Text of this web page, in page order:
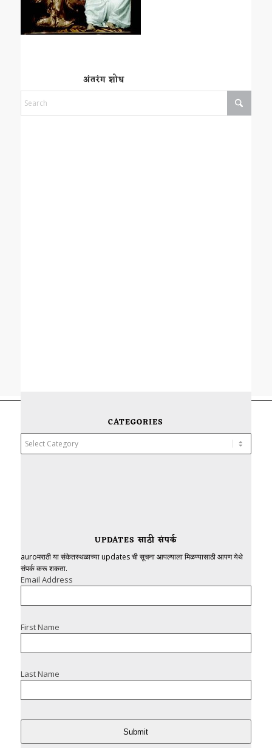
अंतरंग शोध
CATEGORIES
Categories
UPDATES साठी संपर्क
auroमराठी या संकेतस्थळाच्या updates ची सूचना आपल्याला मिळण्यासाठी आपण येथे
संपर्क करू शकता.
Email Address
First Name
Last Name
Submit